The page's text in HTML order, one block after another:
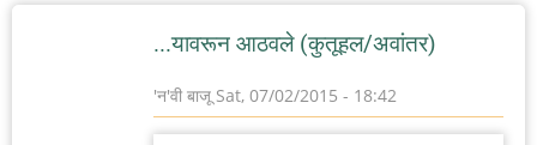
...यावरून आठवले (कुतूहल/अवांतर)
'न'वी बाजूSat, 07/02/2015 - 18:42